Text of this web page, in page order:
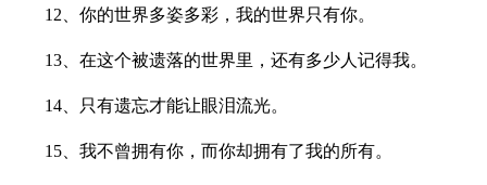
12、你的世界多姿多彩，我的世界只有你。
13、在这个被遗落的世界里，还有多少人记得我。
14、只有遗忘才能让眼泪流光。
15、我不曾拥有你，而你却拥有了我的所有。